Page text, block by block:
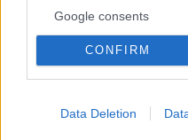
Google consents
CONFIRM
Data Deletion
αξιοπιστίας τους
ΑΠΑΝΤΗΣΗ
09.07.2026, 03:11